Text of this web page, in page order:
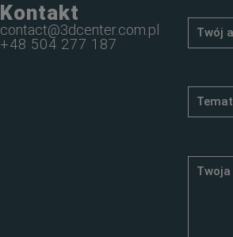
Kontakt
contact@3dcenter.com.pl
+48 504 277 187